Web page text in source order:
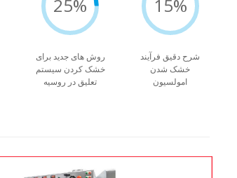
25%
روش های جدید برای
خشک کردن سیستم
تعلیق در روسیه
15%
شرح دقیق فرآیند
خشک شدن
امولسیون